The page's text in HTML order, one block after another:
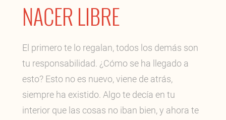
NACER LIBRE
El primero te lo regalan, todos los demás son
tu responsabilidad. ¿Cómo se ha llegado a
esto? Esto no es nuevo, viene de atrás,
siempre ha existido. Algo te decía en tu
interior que las cosas no iban bien, y ahora te